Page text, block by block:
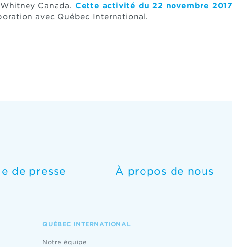
Canada. Cette activité du 22 novembre 2017
avec Québec International.
de presse À propos de nous
QUÉBEC INTERNATIONAL
Notre équipe